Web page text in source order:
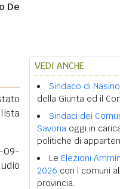
De
09-
VEDI ANCHE
Sindaco di Nasino
della Giunta ed il
Sindaci dei
Savona oggi in
politiche di
Le Elezioni
2026 con i comuni
provincia.